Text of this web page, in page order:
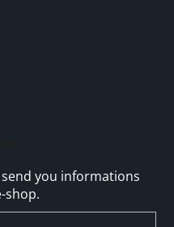
you informations
shop.